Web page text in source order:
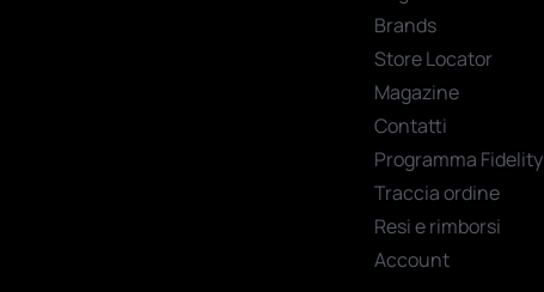
Brands
Store Locator
Magazine
Contatti
Programma Fidelity
Traccia ordine
Resi e rimborsi
Account